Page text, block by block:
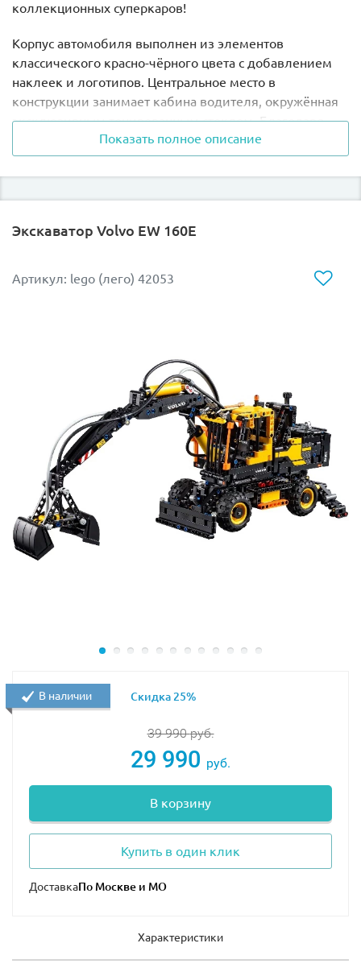
коллекционных суперкаров!
Корпус автомобиля выполнен из элементов
классического красно-чёрного цвета с добавлением
наклеек и логотипов. Центральное место в
конструкции занимает кабина водителя, окружённая
эксклюзивным тонированным стеклом. Благодаря
открывающимся дверям с оригинальными ручками,
можно заглянуть внутрь салона и рассмотреть
детализированный интерьер.
приборную панель и руль с эмблемой Ferrari. Перед
радиаторной решёткой, воздухозаборниками и
Подняв крышку багажника, состоящую из
полупрозрачных ступенчатых панелей, можно не
только изучить строение двигателя, но и
демонтировать его для диагностики и ремонта.
Ходовая часть суперкара представлена заниженной
подвеской с четырьмя колёсами, каждое из которых
оборудовано рифлёными шинами и эксклюзивными
дисками, разработанными специально для этой
модели.
Показать полное описание
Экскаватор Volvo EW 160E
Артикул: lego (лего) 42053
39 990руб.
29 990 руб.
В корзину
Купить в один клик
Доставка
В наличии Скидка 25%
Характеристики